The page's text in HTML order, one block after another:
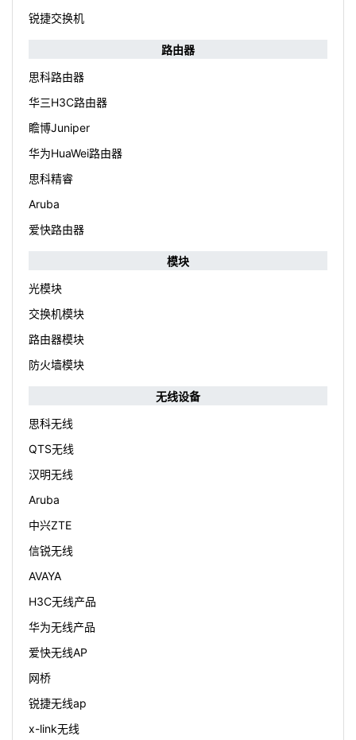
锐捷交换机
路由器
思科路由器
华三H3C路由器
瞻博Juniper
华为HuaWei路由器
思科精睿
Aruba
爱快路由器
模块
光模块
交换机模块
路由器模块
防火墙模块
无线设备
思科无线
QTS无线
汉明无线
Aruba
中兴ZTE
信锐无线
AVAYA
H3C无线产品
华为无线产品
爱快无线AP
网桥
锐捷无线ap
x-link无线